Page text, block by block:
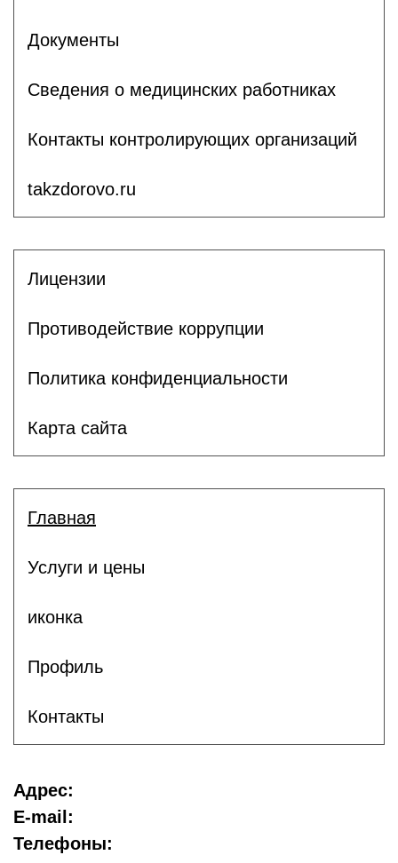
Документы
Сведения о медицинских работниках
Контакты контролирующих организаций
takzdorovo.ru
Лицензии
Противодействие коррупции
Политика конфиденциальности
Карта сайта
Главная
Услуги и цены
иконка
Профиль
Контакты
Адрес:
E-mail:
Телефоны: